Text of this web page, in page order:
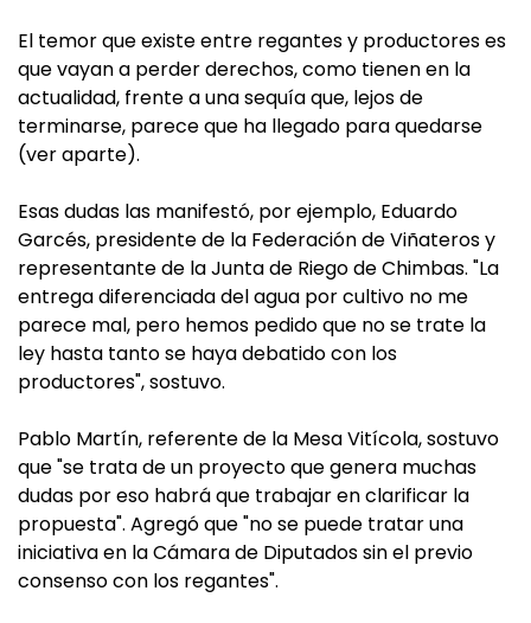
El temor que existe entre regantes y productores es
que vayan a perder derechos, como tienen en la
actualidad, frente a una sequía que, lejos de
terminarse, parece que ha llegado para quedarse
(ver aparte).
Esas dudas las manifestó, por ejemplo, Eduardo
Garcés, presidente de la Federación de Viñateros y
representante de la Junta de Riego de Chimbas. "La
entrega diferenciada del agua por cultivo no me
parece mal, pero hemos pedido que no se trate la
ley hasta tanto se haya debatido con los
productores", sostuvo.
Pablo Martín, referente de la Mesa Vitícola, sostuvo
que "se trata de un proyecto que genera muchas
dudas por eso habrá que trabajar en clarificar la
propuesta". Agregó que "no se puede tratar una
iniciativa en la Cámara de Diputados sin el previo
consenso con los regantes".